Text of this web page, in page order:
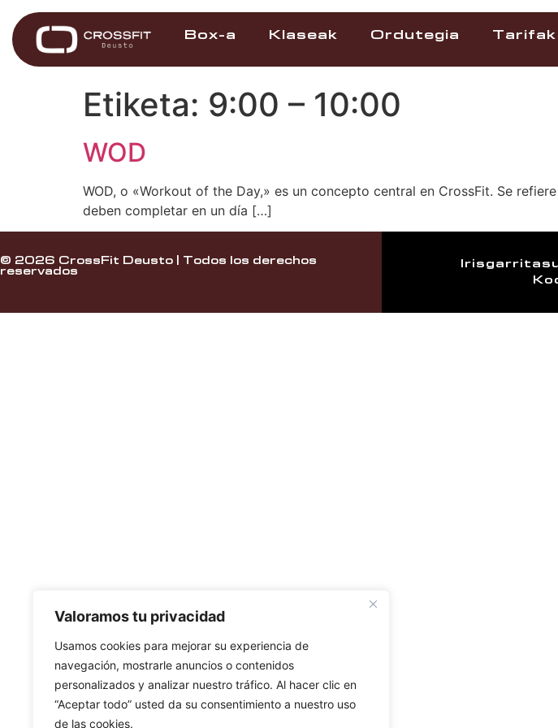
Valoramos tu privacidad
Usamos cookies para mejorar su experiencia de
navegación, mostrarle anuncios o contenidos
personalizados y analizar nuestro tráfico. Al hacer clic en
“Aceptar todo” usted da su consentimiento a nuestro uso
de las cookies.
Box-a Klaseak Ordutegia Tarifak
Etiketa: 9:00 – 10:00
WOD
WOD, o «Workout of the Day,» es un concepto central en CrossFit. Se
deben completar en un día […]
© 2026 CrossFit Deusto | Todos los derechos
reservados